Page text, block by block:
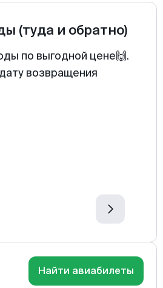
(туда и обратно)
по выгодной цене🙌.
возвращения
Найти авиабилеты